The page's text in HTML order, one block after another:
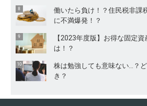
働いたら負け！？住民税非課
に不満爆発！？
【2023年度版】お得な固定
は！？
株は勉強しても意味ない…？
き？